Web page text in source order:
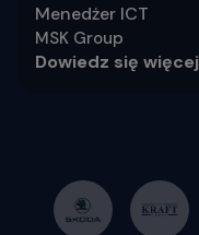
Menedżer ICT
MSK Group
Dowiedz się więcej